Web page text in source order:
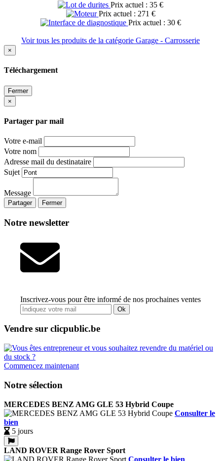
Prix actuel : 35 €
Prix actuel : 271 €
Prix actuel : 30 €
Voir tous les produits de la catégorie Garage - Carrosserie
×
Téléchargement
Fermer
×
Partager par mail
Votre e-mail
Votre nom
Adresse mail du destinataire
Sujet
Message
Partager Fermer
Notre newsletter
Inscrivez-vous pour être informé de nos prochaines ventes
Ok
Vendre sur clicpublic.be
Commencez maintenant
Notre sélection
MERCEDES BENZ AMG GLE 53 Hybrid Coupe
Consulter le
bien
5 jours
LAND ROVER Range Rover Sport
Consulter le bien